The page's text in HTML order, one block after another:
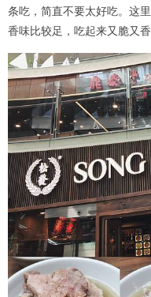
条吃，简直不要太好吃。这
香味比较足，吃起来又脆又